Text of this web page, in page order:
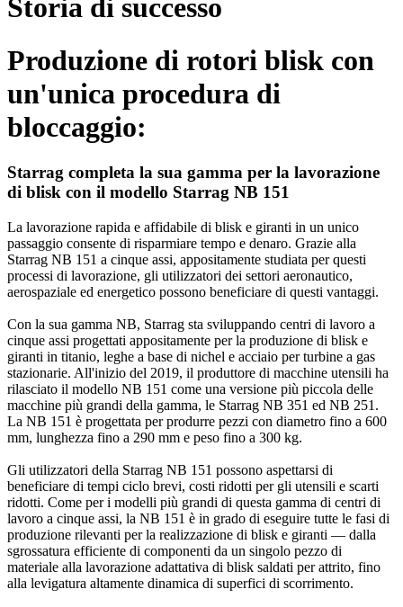
Storia di successo
Produzione di rotori blisk con
un'unica procedura di
bloccaggio:
Starrag completa la sua gamma per la lavorazione
di blisk con il modello Starrag NB 151
La lavorazione rapida e affidabile di blisk e giranti in un unico
passaggio consente di risparmiare tempo e denaro. Grazie alla
Starrag NB 151 a cinque assi, appositamente studiata per questi
processi di lavorazione, gli utilizzatori dei settori aeronautico,
aerospaziale ed energetico possono beneficiare di questi vantaggi.
Con la sua gamma NB, Starrag sta sviluppando centri di lavoro a
cinque assi progettati appositamente per la produzione di blisk e
giranti in titanio, leghe a base di nichel e acciaio per turbine a gas
stazionarie. All'inizio del 2019, il produttore di macchine utensili ha
rilasciato il modello NB 151 come una versione più piccola delle
macchine più grandi della gamma, le Starrag NB 351 ed NB 251.
La NB 151 è progettata per produrre pezzi con diametro fino a 600
mm, lunghezza fino a 290 mm e peso fino a 300 kg.
Gli utilizzatori della Starrag NB 151 possono aspettarsi di
beneficiare di tempi ciclo brevi, costi ridotti per gli utensili e scarti
ridotti. Come per i modelli più grandi di questa gamma di centri di
lavoro a cinque assi, la NB 151 è in grado di eseguire tutte le fasi di
produzione rilevanti per la realizzazione di blisk e giranti — dalla
sgrossatura efficiente di componenti da un singolo pezzo di
materiale alla lavorazione adattativa di blisk saldati per attrito, fino
alla levigatura altamente dinamica di superfici di scorrimento.